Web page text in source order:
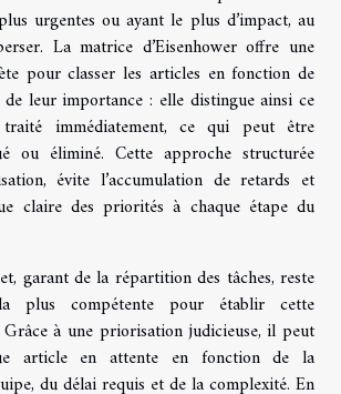
urgentes ou ayant le plus d’impact, au
La matrice d’Eisenhower offre une
pour classer les articles en fonction de
leur importance : elle distingue ainsi ce
immédiatement, ce qui peut être
ou éliminé. Cette approche structurée
évite l’accumulation de retards et
claire des priorités à chaque étape du
garant de la répartition des tâches, reste
plus compétente pour établir cette
à une priorisation judicieuse, il peut
article en attente en fonction de la
du délai requis et de la complexité. En